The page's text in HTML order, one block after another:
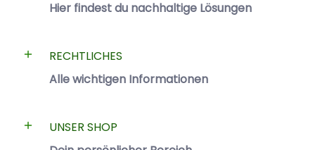
Hier findest du nachhaltige Lösungen
RECHTLICHES
Alle wichtigen Informationen
UNSER SHOP